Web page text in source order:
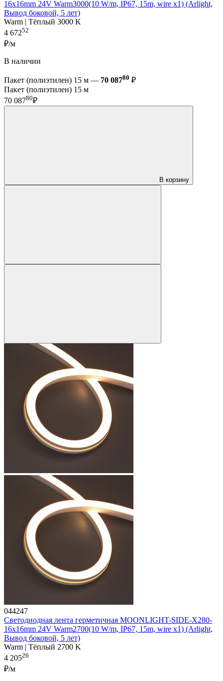
16x16mm 24V Warm3000(10 W/m, IP67, 15m, wire x1) (Arlight,
Вывод боковой, 5 лет)
Warm | Тёплый 3000 K
4 67252
₽/м
В наличии
Пакет (полиэтилен) 15 м — 70 08780 ₽
Пакет (полиэтилен) 15 м
70 08780₽
В корзину
044247
Светодиодная лента герметичная MOONLIGHT-SIDE-X280-
16x16mm 24V Warm2700(10 W/m, IP67, 15m, wire x1) (Arlight,
Вывод боковой, 5 лет)
Warm | Тёплый 2700 K
4 20526
₽/м